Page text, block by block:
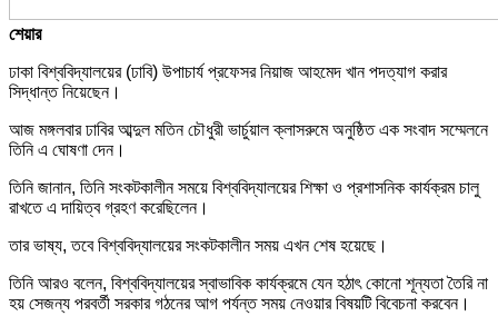
শেয়ার
ঢাকা বিশ্ববিদ্যালয়ের (ঢাবি) উপাচার্য প্রফেসর নিয়াজ আহমেদ খান পদত্যাগ করার
সিদ্ধান্ত নিয়েছেন।
আজ মঙ্গলবার ঢাবির আব্দুল মতিন চৌধুরী ভার্চুয়াল ক্লাসরুমে অনুষ্ঠিত এক সংবাদ সম্মেলনে
তিনি এ ঘোষণা দেন।
তিনি জানান, তিনি সংকটকালীন সময়ে বিশ্ববিদ্যালয়ের শিক্ষা ও প্রশাসনিক কার্যক্রম চালু
রাখতে এ দায়িত্ব গ্রহণ করেছিলেন।
তার ভাষ্য, তবে বিশ্ববিদ্যালয়ের সংকটকালীন সময় এখন শেষ হয়েছে।
তিনি আরও বলেন, বিশ্ববিদ্যালয়ের স্বাভাবিক কার্যক্রমে যেন হঠাৎ কোনো শূন্যতা তৈরি না
হয় সেজন্য পরবর্তী সরকার গঠনের আগ পর্যন্ত সময় নেওয়ার বিষয়টি বিবেচনা করবেন।